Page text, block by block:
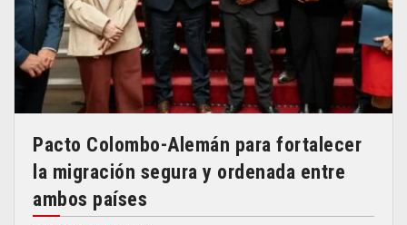
Pacto Colombo-Alemán para fortalecer
la migración segura y ordenada entre
ambos países